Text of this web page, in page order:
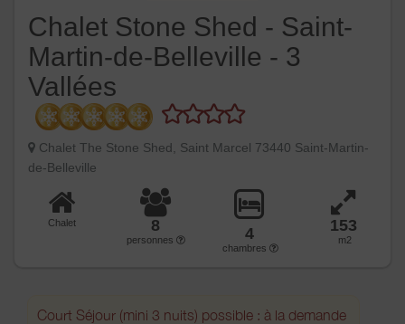
Chalet Stone Shed - Saint-
Martin-de-Belleville - 3
Vallées
Chalet The Stone Shed, Saint Marcel 73440 Saint-Martin-
de-Belleville
Chalet 8
personnes 4
chambres
153
m2
Court Séjour (mini 3 nuits) possible : à la demande